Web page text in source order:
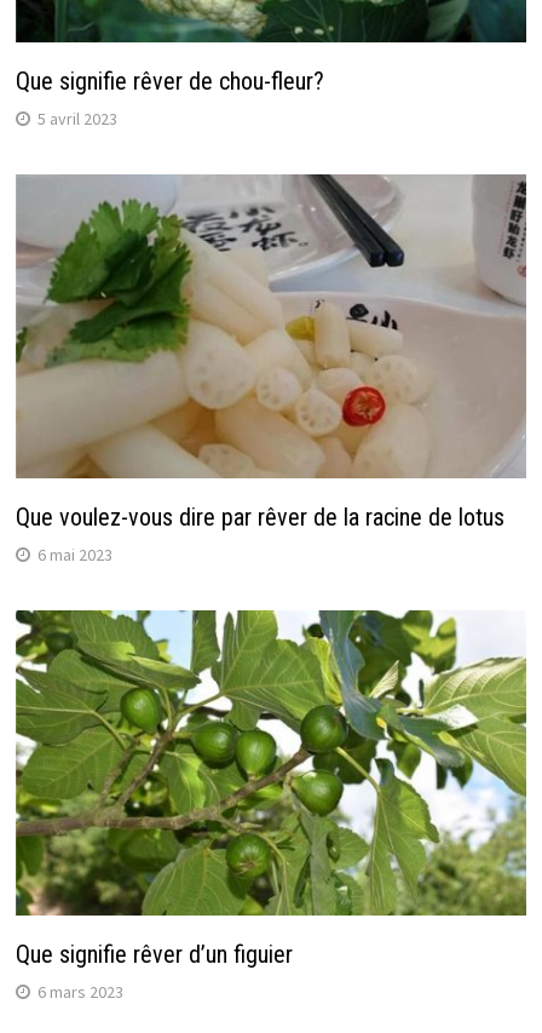
Que signifie rêver de chou-fleur?
5 avril 2023
Que voulez-vous dire par rêver de la racine de lotus
6 mai 2023
Que signifie rêver d’un figuier
6 mars 2023